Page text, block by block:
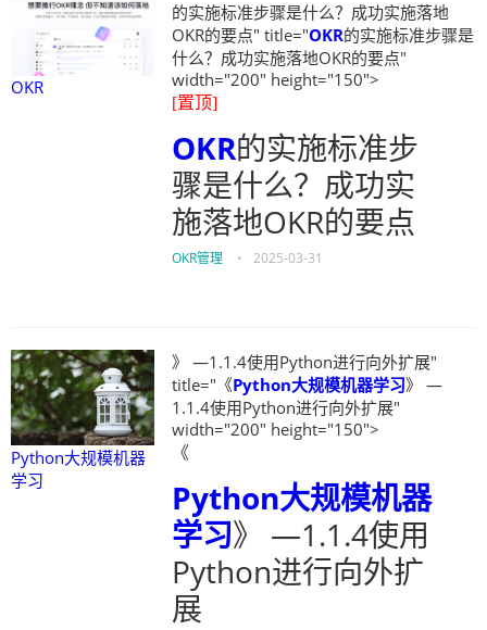
OKR
的实施标准步骤是什么？成功实施落地
OKR的要点" title="OKR的实施标准步骤是
什么？成功实施落地OKR的要点"
width="200" height="150">
[置顶]
OKR的实施标准步
骤是什么？成功实
施落地OKR的要点
OKR管理 • 2025-03-31
Python大规模机器
学习
》 —1.1.4使用Python进行向外扩展"
title="《Python大规模机器学习》 —
1.1.4使用Python进行向外扩展"
width="200" height="150">
《
Python大规模机器
学习》 —1.1.4使用
Python进行向外扩
展